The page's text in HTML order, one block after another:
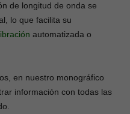
de longitud de onda se
lo que facilita su
automatizada o
en nuestro monográfico
información con todas las